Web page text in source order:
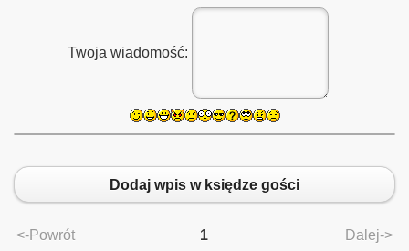
Twoja wiadomość:
Dodaj wpis w księdze gości
<-Powrót 1 Dalej->